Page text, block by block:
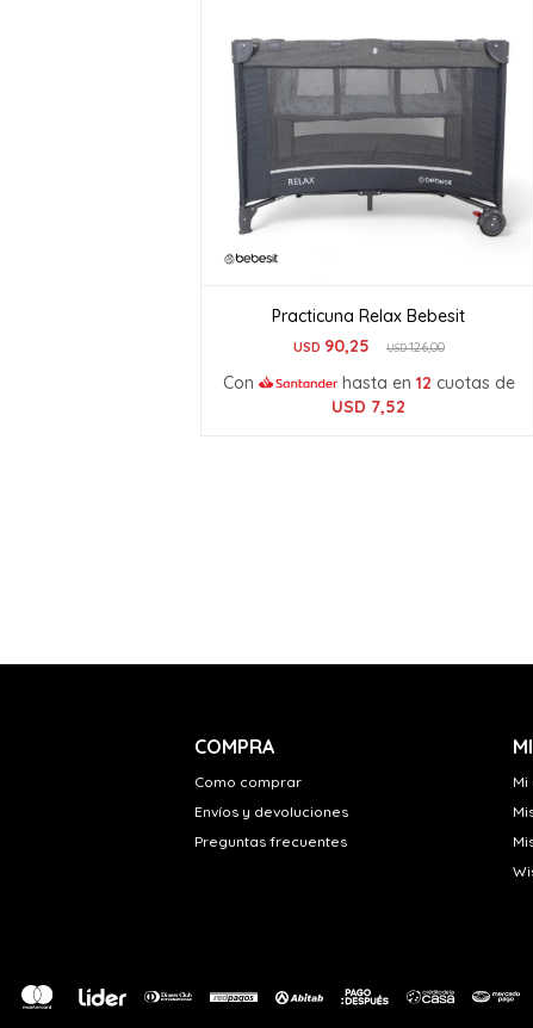
Practicuna Relax Bebesit
USD 90,25 USD126,00
Con hasta en 12 cuotas de
USD 7,52
COMPRA
Como comprar
Envíos y devoluciones
Preguntas frecuentes
Mi